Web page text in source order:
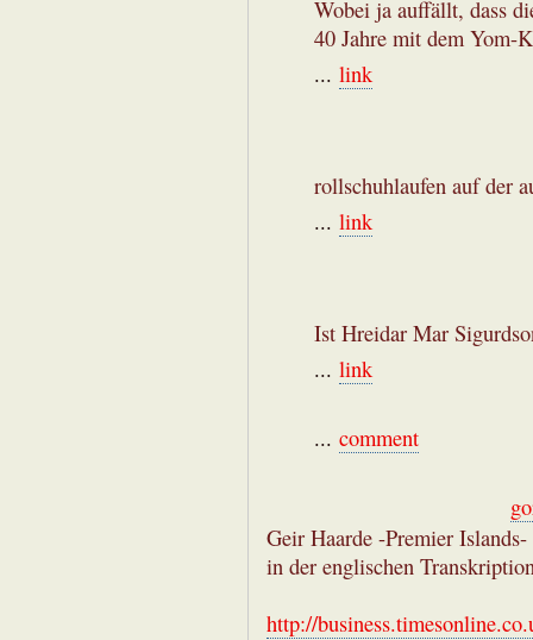
Wobei ja auffällt, dass
40 Jahre mit dem Yom-
... link
rollschuhlaufen auf der
... link
Ist Hreidar Mar
... link
... comment
Geir Haarde -Premier
in der englischen
http://